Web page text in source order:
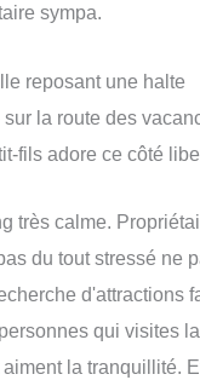
sympa.
reposant une halte
la route des
fils adore ce côté
très calme.
du tout stressé ne
d'attractions
qui visites la
la tranquillité.